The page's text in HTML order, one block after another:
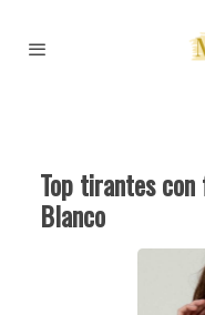
Top tirantes
Blanco